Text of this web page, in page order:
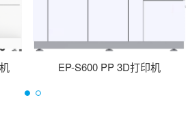
机 EP-P420 尼龙3D打印机